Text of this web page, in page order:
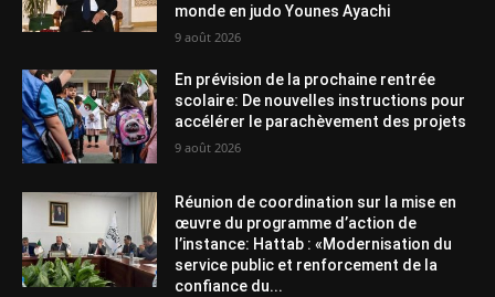
monde en judo Younes Ayachi
9 août 2026
En prévision de la prochaine rentrée
scolaire: De nouvelles instructions pour
accélérer le parachèvement des projets
9 août 2026
Réunion de coordination sur la mise en
œuvre du programme d’action de
l’instance: Hattab : «Modernisation du
service public et renforcement de la
confiance du...